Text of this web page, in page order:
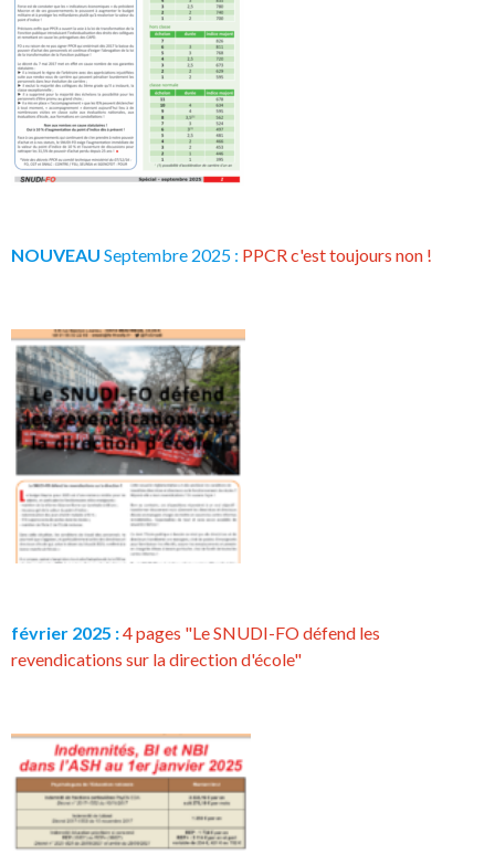
NOUVEAU Septembre 2025 : PPCR c'est toujours non !
février 2025 :4 pages "Le SNUDI-FO défend les
revendications sur la direction d'école"